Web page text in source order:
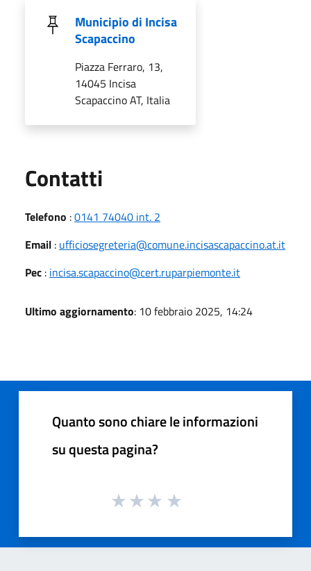
Municipio di Incisa
Scapaccino
Piazza Ferraro, 13,
14045 Incisa
Scapaccino AT, Italia
Contatti
Telefono :0141 74040 int. 2
Email : ufficiosegreteria@comune.incisascapaccino.at.it
Pec : incisa.scapaccino@cert.ruparpiemonte.it
Ultimo aggiornamento: 10 febbraio 2025, 14:24
Quanto sono chiare le informazioni
su questa pagina?